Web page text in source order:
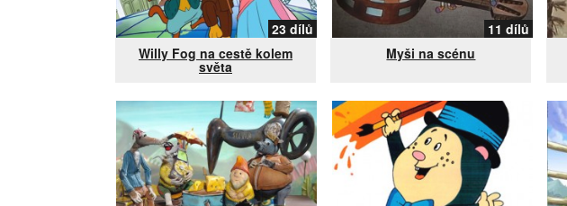
23 dílů
Willy Fog na cestě kolem
světa
11 dílů
Myši na scénu